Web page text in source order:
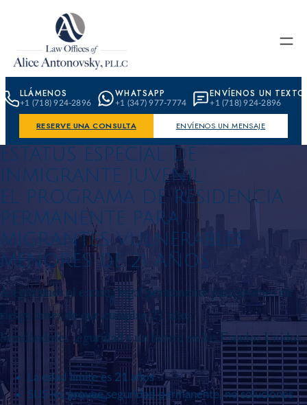
Skip to content
LLÁMENOS
+1 (718) 924-2896
WHATSAPP
+1 (347) 977-7774
ENVÍENOS UN TEXTO
+1 (718) 924-2896
RESERVE UNA CONSULTA ENVÍENOS UN MENSAJE
ESTATUS ESPECIAL DE
INMIGRANTE JUVENIL:
EL PROGRAMA DE RESIDENCIA
PERMANENTE PARA
MIGRANTES VULNERABLES
MENORES DE 21 AÑOS.
Aseguramos el estatus legal permanente para jóvenes en
riesgo antes de que,cumplan 21 años
brindándoles seguridad y un futuro en los Estados Unidos.
La edad límite es 21 años
SIJS les provee seguridad permanente, no soluciones